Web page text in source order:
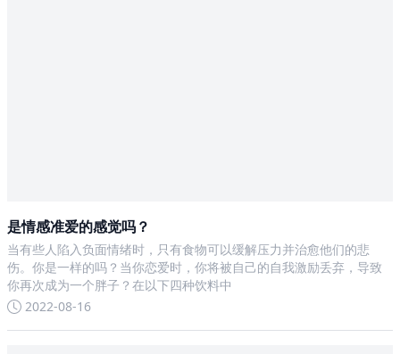
是情感准爱的感觉吗？
当有些人陷入负面情绪时，只有食物可以缓解压力并治愈他们的悲
伤。你是一样的吗？当你恋爱时，你将被自己的自我激励丢弃，导致
你再次成为一个胖子？在以下四种饮料中
2022-08-16